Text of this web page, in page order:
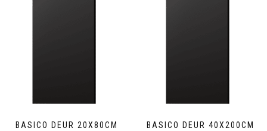
BASICO DEUR 20X80CM BASICO DEUR 40X200CM